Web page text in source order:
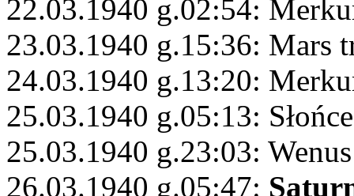
22.03.1940 g.02:54:
23.03.1940 g.15:36: Mars
24.03.1940 g.13:20:
25.03.1940 g.05:13:
25.03.1940 g.23:03:
26.03.1940 g.05:47: